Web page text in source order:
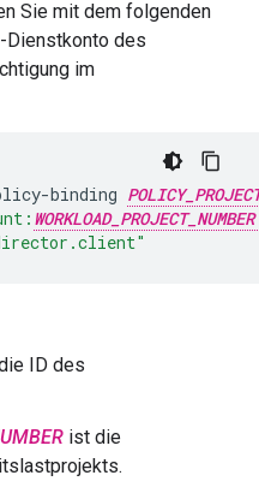
Sie mit dem folgenden
Dienstkonto des
im
binding
WORKLOAD_PROJECT_NUMBER
ID des
ist die